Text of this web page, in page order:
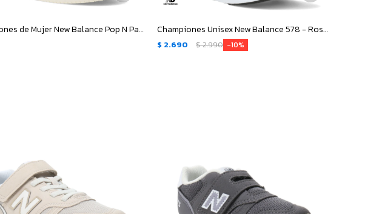
Championes de Mujer New Balance Pop N Pack Leather - Beige - Verde Championes Unisex New Balance 578 - Rosa - Blanco
$ 2.690 $2.990 10